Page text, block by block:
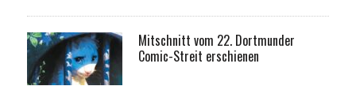
Mitschnitt vom 22. Dortmunder
Comic-Streit erschienen